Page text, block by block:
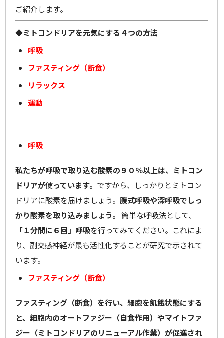
ご紹介します。
◆ミトコンドリアを元気にする４つの方法
呼吸
ファスティング（断食）
リラックス
運動
呼吸
私たちが呼吸で取り込む酸素の９０％以上は、ミトコン
ドリアが使っています。 ですから、しっかりとミトコン
ドリアに酸素を届けましょう。腹式呼吸や深呼吸でしっ
かり酸素を取り込みましょう。 簡単な呼吸法として、
「１分間に６回」呼吸を行ってみてください。これによ
り、副交感神経が最も活性化することが研究で示されて
います。
ファスティング（断食）
ファスティング（断食）を行い、細胞を飢餓状態にする
と、細胞内のオートファジー（自食作用）やマイトファ
ジー（ミトコンドリアのリニューアル作業）が促進され